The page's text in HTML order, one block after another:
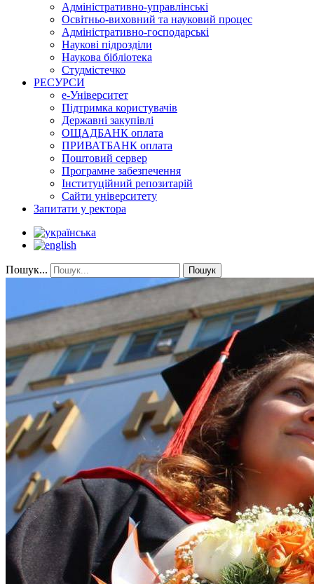
Адміністративно-управлінські
Освітньо-виховний та науковий процес
Адміністративно-господарські
Наукові підрозділи
Наукова бібліотека
Студмістечко
РЕСУРСИ
е-Університет
Підтримка користувачів
Державні закупівлі
ОЩАДБАНК оплата
ПРИВАТБАНК оплата
Поштовий сервер
Програмне забезпечення
Інституційний репозитарій
Сайти університету
Запитати у ректора
Пошук... Пошук